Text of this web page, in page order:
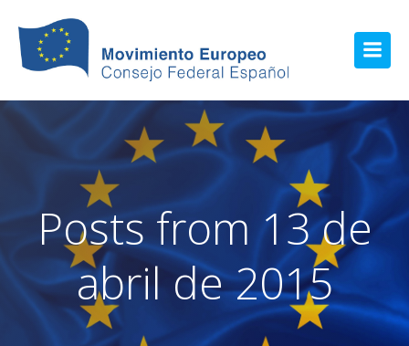
Posts from 13 de
abril de 2015